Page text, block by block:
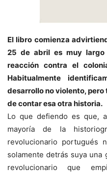
El libro comienza
25 de abril es muy
reacción contra el
Habitualmente
desarrollo no violento,
de contar esa otra historia.
Lo que defiendo es que,
mayoría de la
revolucionario portugués
solamente detrás suya una
revolucionario que